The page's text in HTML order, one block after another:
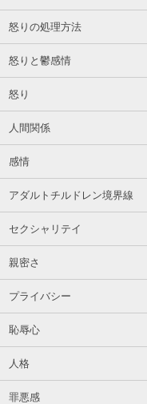
怒りの処理方法
怒りと鬱感情
怒り
人間関係
感情
アダルトチルドレン境界線
セクシャリテイ
親密さ
プライバシー
恥辱心
人格
罪悪感